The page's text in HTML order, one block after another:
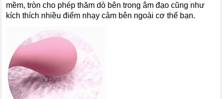
mềm, tròn cho phép thăm dò bên trong âm đạo cũng như
kích thích nhiều điểm nhạy cảm bên ngoài cơ thể bạn.